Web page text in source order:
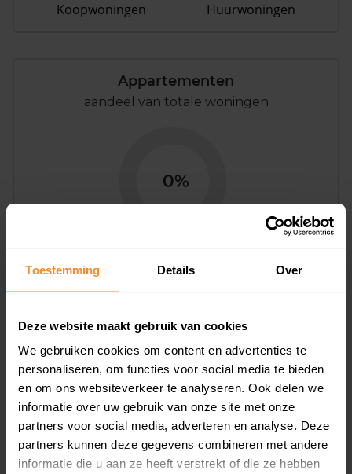
Toestemming Details Over
Deze website maakt gebruik van cookies
We gebruiken cookies om content en advertenties te
personaliseren, om functies voor social media te bieden
en om ons websiteverkeer te analyseren. Ook delen we
informatie over uw gebruik van onze site met onze
partners voor social media, adverteren en analyse. Deze
partners kunnen deze gegevens combineren met andere
informatie die u aan ze heeft verstrekt of die ze hebben
Koopwoningen
Huurwoningen
Appartementen
aandeel van totale woningen
0%
T/m 1945
0%
1946 - 1980
0%